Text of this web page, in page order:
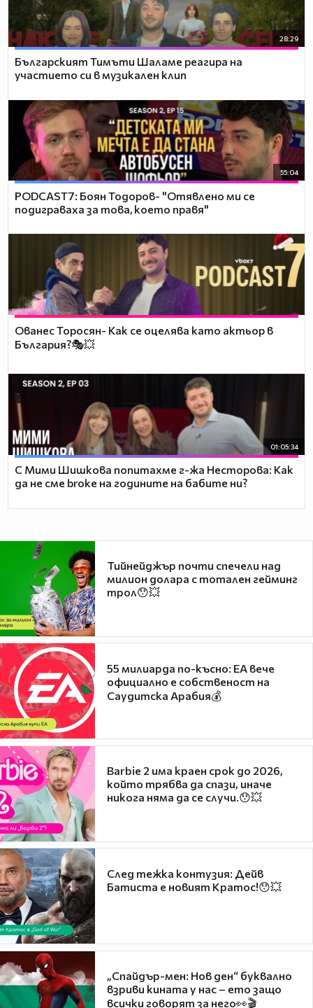
28:29
Българският Тимъти Шаламе реагира на
участието си в музикален клип
55:04
PODCAST7: ‪Боян Тодоров- "Отявлено ми се
подиграваха за това, което правя"
Ованес Торосян- Как се оцелява като актьор в
България?🎭💥
01:05:34
С Мими Шишкова попитахме г-жа Несторова: Как
да не сме broke на годините на бабите ни?
Тийнейджър почти спечели над
милион долара с тотален гейминг
трол😯💥
55 милиарда по-късно: EA вече
официално е собственост на
Саудитска Арабия💰
Barbie 2 има краен срок до 2026,
който трябва да спази, иначе
никога няма да се случи.😯💥
След тежка контузия: Дейв
Батиста е новият Кратос!😯💥
„Спайдър-мен: Нов ден“ буквално
взриви кината у нас – ето защо
всички говорят за него👀🎬